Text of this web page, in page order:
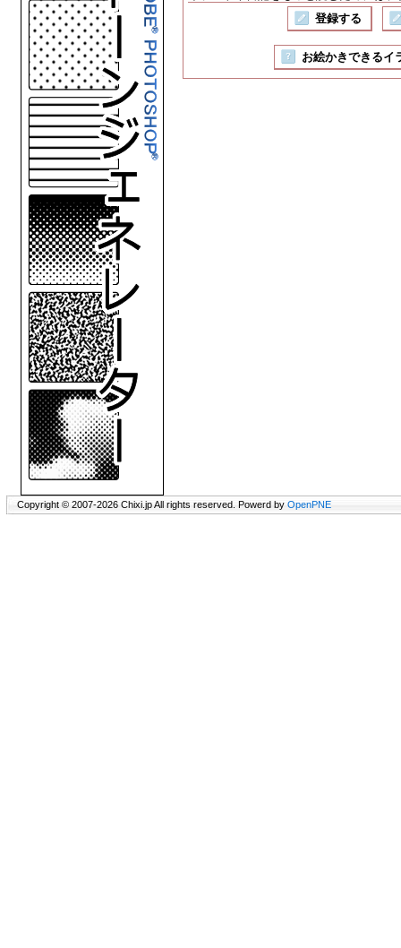
登録する
お絵かきできるイ
Copyright © 2007-2026 Chixi.jp All rights reserved. Powerd by OpenPNE